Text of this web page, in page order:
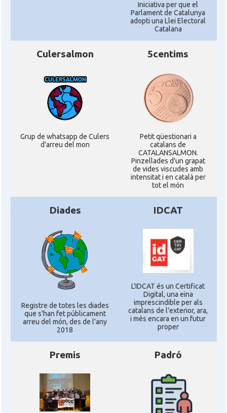
Iniciativa per que el
Parlament de Catalunya
adopti una Llei Electoral
Catalana
Culersalmon
Grup de whatsapp de Culers
d'arreu del mon
5centims
Petit qüestionari a
catalans de
CATALANSALMON.
Pinzellades d'un grapat
de vides viscudes amb
intensitat i en català per
tot el món
Diades
Registre de totes les diades
que s'han fet públicament
arreu del món, des de l'any
2018
IDCAT
L'IDCAT és un Certificat
Digital, una eina
imprescindible per als
catalans de l'exterior, ara,
i més encara en un futur
proper
Premis Padró